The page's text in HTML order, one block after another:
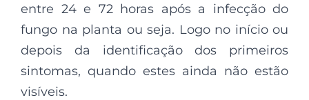
entre 24 e 72 horas após a infecção do
fungo na planta ou seja. Logo no início ou
depois da identificação dos primeiros
sintomas, quando estes ainda não estão
visíveis.